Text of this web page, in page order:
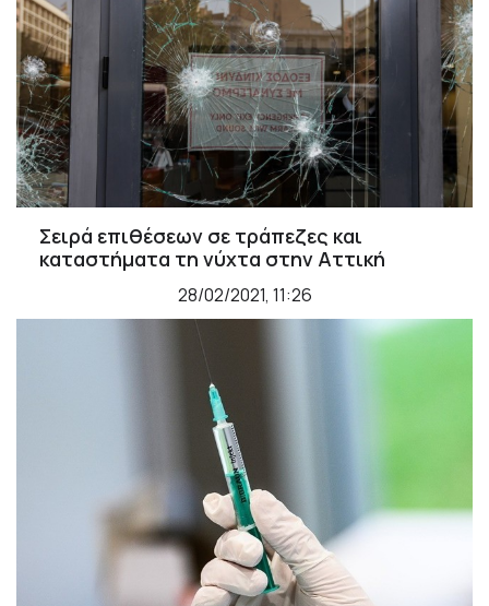
Σειρά επιθέσεων σε τράπεζες και
καταστήματα τη νύχτα στην Αττική
28/02/2021, 11:26